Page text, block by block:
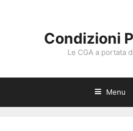
Condizioni
Le CGA a portata
Menu